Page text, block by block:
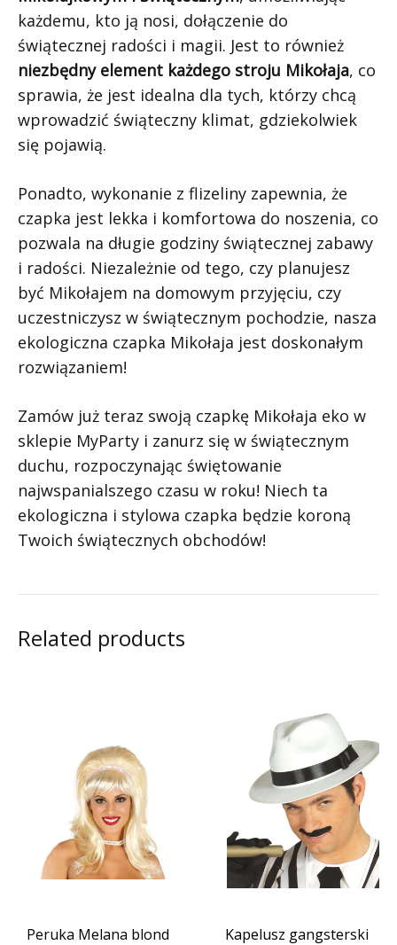
każdemu, kto ją nosi, dołączenie do
świątecznej radości i magii. Jest to również
niezbędny element każdego stroju Mikołaja, co
sprawia, że jest idealna dla tych, którzy chcą
wprowadzić świąteczny klimat, gdziekolwiek
się pojawią.
Ponadto, wykonanie z flizeliny zapewnia, że
czapka jest lekka i komfortowa do noszenia, co
pozwala na długie godziny świątecznej zabawy
i radości. Niezależnie od tego, czy planujesz
być Mikołajem na domowym przyjęciu, czy
uczestniczysz w świątecznym pochodzie, nasza
ekologiczna czapka Mikołaja jest doskonałym
rozwiązaniem!
Zamów już teraz swoją czapkę Mikołaja eko w
sklepie MyParty i zanurz się w świątecznym
duchu, rozpoczynając świętowanie
najwspanialszego czasu w roku! Niech ta
ekologiczna i stylowa czapka będzie koroną
Twoich świątecznych obchodów!
Related products
Peruka Melana blond
Kapelusz gangsterski